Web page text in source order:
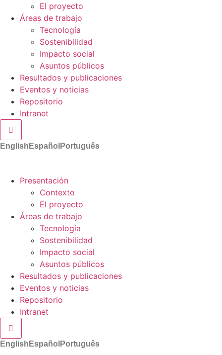
El proyecto
Áreas de trabajo
Tecnología
Sostenibilidad
Impacto social
Asuntos públicos
Resultados y publicaciones
Eventos y noticias
Repositorio
Intranet
Menú conmutador hamburguesa
English Español Português
Presentación
Contexto
El proyecto
Áreas de trabajo
Tecnología
Sostenibilidad
Impacto social
Asuntos públicos
Resultados y publicaciones
Eventos y noticias
Repositorio
Intranet
Menú conmutador hamburguesa
English Español Português